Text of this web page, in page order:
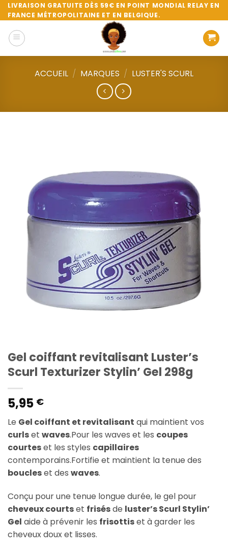
Passer
au
contenu
LIVRAISON GRATUITE DÈS 59€ EN POINT MONDIAL RELAY EN
FRANCE MÉTROPOLITAINE ET EN BELGIQUE.
ACCUEIL / MARQUES / LUSTER'S SCURL
Gel coiffant revitalisant Luster’s
Scurl Texturizer Stylin’ Gel 298g
5,95 €
Le Gel coiffant et revitalisant qui maintient vos
curlset waves.Pour les waves et les coupes
courteset les styles capillaires
contemporains.Fortifie et maintient la tenue des
boucleset des waves.
Conçu pour une tenue longue durée, le gel pour
cheveux courtset frisésde luster’s Scurl Stylin’
Gel aide à prévenir les frisottiset à garder les
cheveux doux et lisses.